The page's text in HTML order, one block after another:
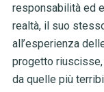
responsabilità ed
realtà, il suo
all’esperienza
progetto
da quelle più